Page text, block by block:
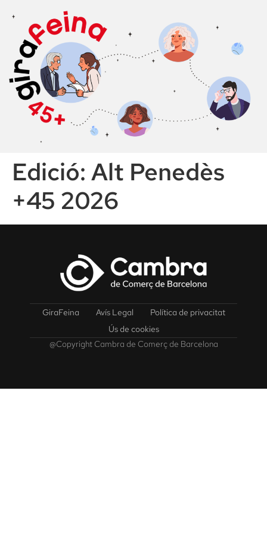
Edició: Alt Penedès
+45 2026
GiraFeina Avís Legal
Política de privacitat
Ús de cookies
@Copyright Cambra de Comerç de Barcelona